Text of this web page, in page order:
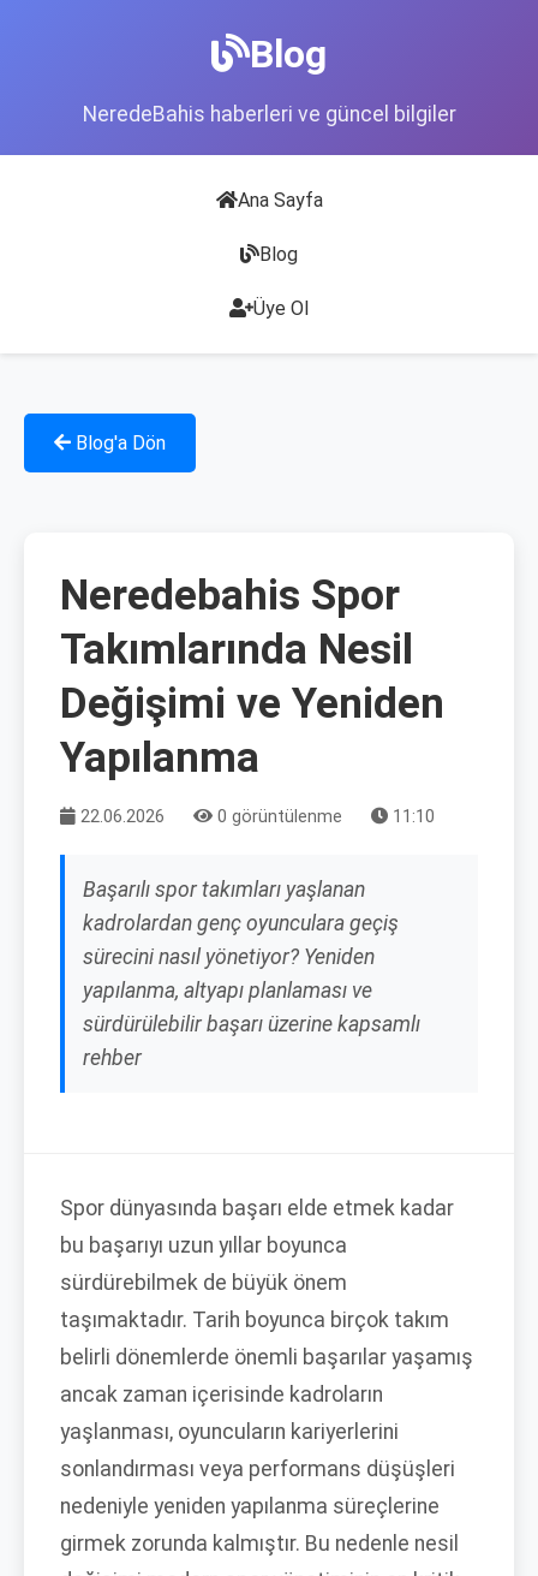
Blog
NeredeBahis haberleri ve güncel bilgiler
Ana Sayfa
Blog
Üye Ol
Blog'a Dön
Neredebahis Spor
Takımlarında Nesil
Değişimi ve Yeniden
Yapılanma
22.06.2026 0 görüntülenme 11:10
Başarılı spor takımları yaşlanan
kadrolardan genç oyunculara geçiş
sürecini nasıl yönetiyor? Yeniden
yapılanma, altyapı planlaması ve
sürdürülebilir başarı üzerine kapsamlı
rehber
Spor dünyasında başarı elde etmek kadar
bu başarıyı uzun yıllar boyunca
sürdürebilmek de büyük önem
taşımaktadır. Tarih boyunca birçok takım
belirli dönemlerde önemli başarılar yaşamış
ancak zaman içerisinde kadroların
yaşlanması, oyuncuların kariyerlerini
sonlandırması veya performans düşüşleri
nedeniyle yeniden yapılanma süreçlerine
girmek zorunda kalmıştır. Bu nedenle nesil